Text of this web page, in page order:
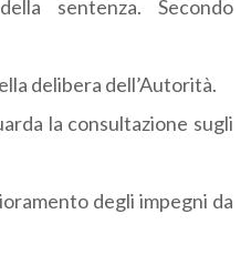
sentenza. Secondo
delibera dell’Autorità.
la consultazione sugli
degli impegni da